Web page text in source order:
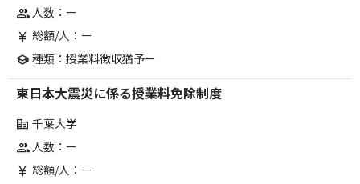
group人数：ー
currency_yen 総額/人：ー
school 種類：授業料徴収猶予ー
東日本大震災に係る授業料免除制度
corporate_fare 千葉大学
group人数：ー
currency_yen 総額/人：ー